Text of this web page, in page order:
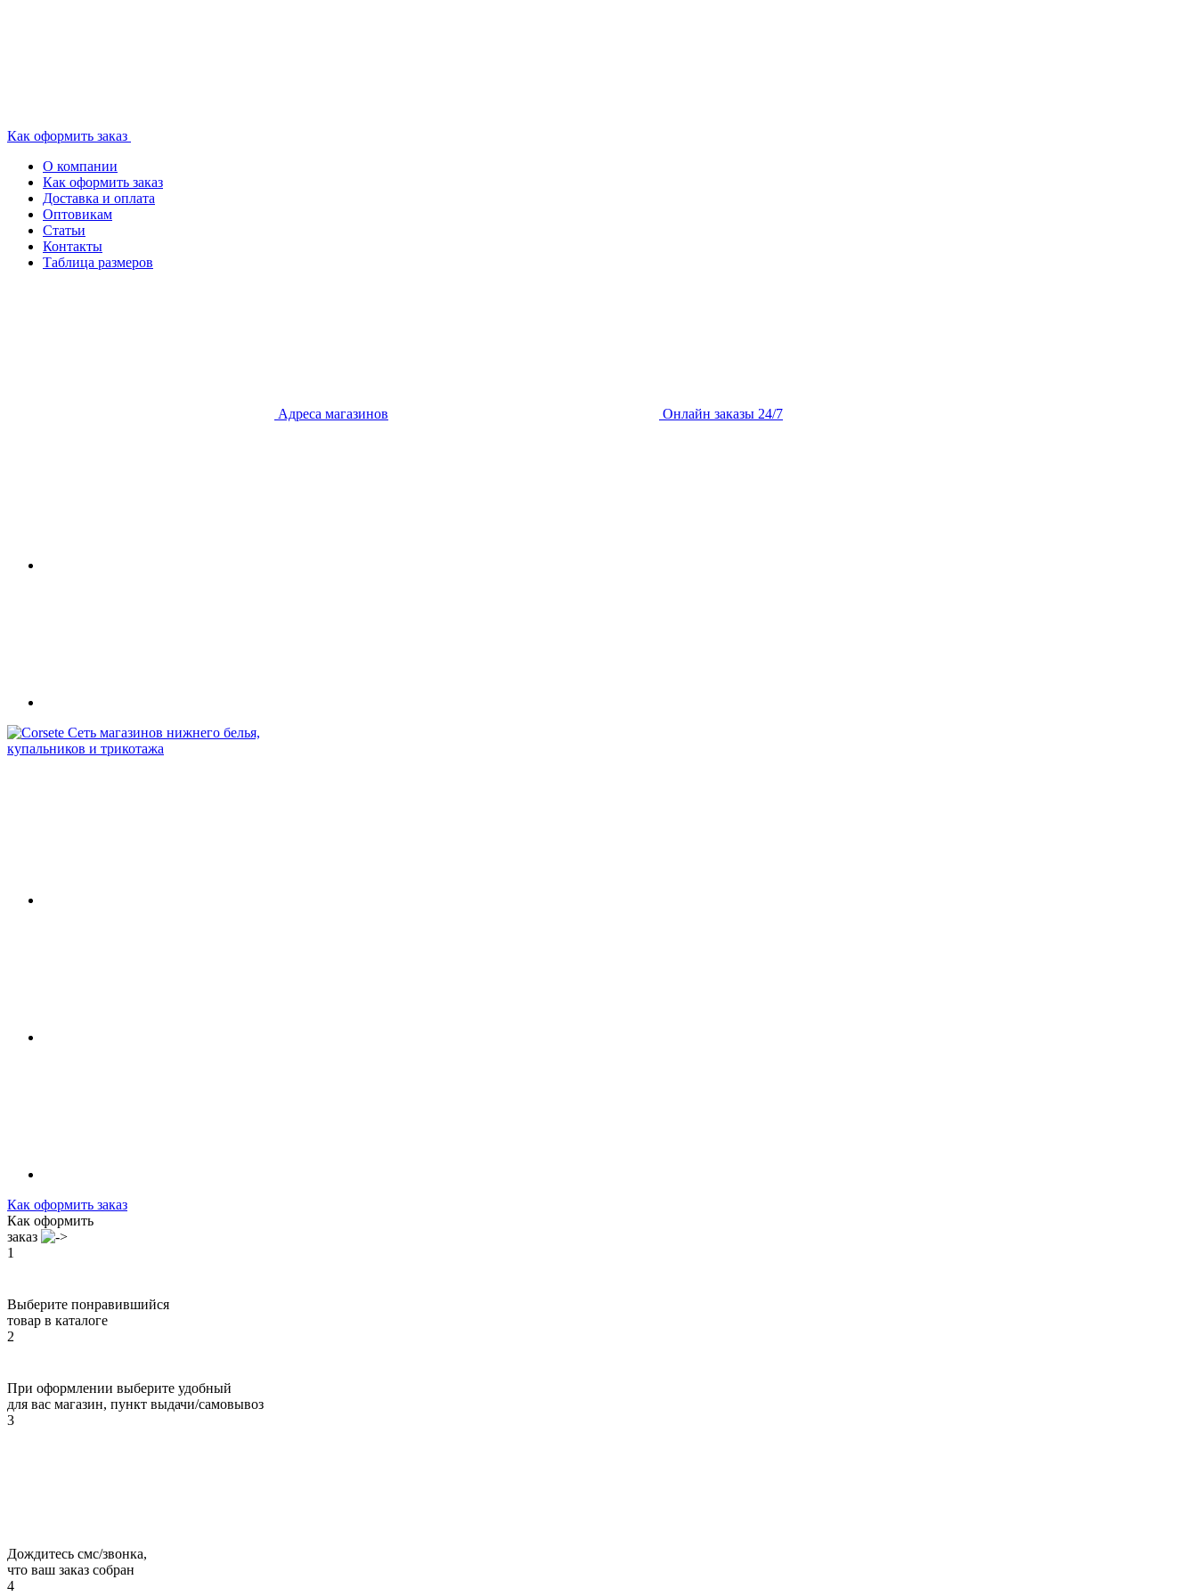
Как оформить заказ
О компании
Как оформить заказ
Доставка и оплата
Оптовикам
Статьи
Контакты
Таблица размеров
Адреса магазинов Онлайн заказы 24/7
Сеть магазинов нижнего белья,
купальников и трикотажа
Как оформить заказ
Как оформить
заказ
1
Выберите понравившийся
товар в каталоге
2
При оформлении выберите удобный
для вас магазин, пункт выдачи/самовывоз
3
Дождитесь смс/звонка,
что ваш заказ собран
4